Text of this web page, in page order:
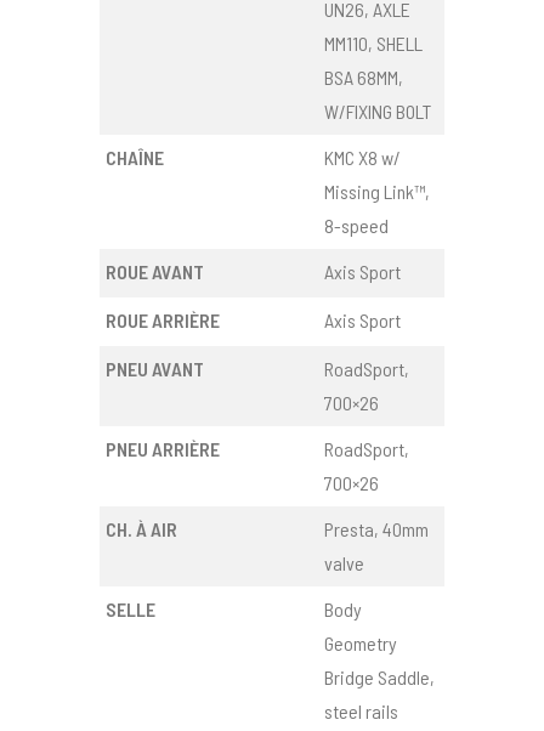
UN26, AXLE
MM110, SHELL
BSA 68MM,
W/FIXING BOLT
CHAÎNE
KMC X8 w/
Missing Link™,
8-speed
ROUE AVANT
Axis Sport
ROUE ARRIÈRE Axis Sport
PNEU AVANT
RoadSport,
700×26
PNEU ARRIÈRE
RoadSport,
700×26
CH. À AIR
Presta, 40mm
valve
SELLE
Body
Geometry
Bridge Saddle,
steel rails